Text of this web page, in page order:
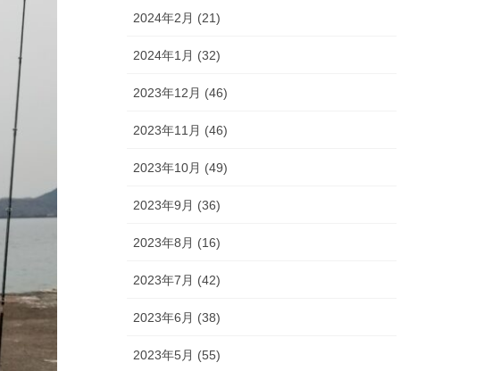
2024年2月 (21)
2024年1月 (32)
2023年12月 (46)
2023年11月 (46)
2023年10月 (49)
2023年9月 (36)
2023年8月 (16)
2023年7月 (42)
2023年6月 (38)
2023年5月 (55)